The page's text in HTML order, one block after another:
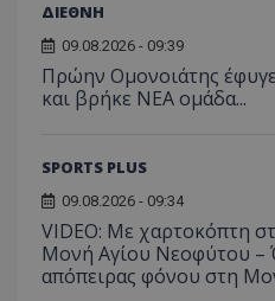
ΔΙΕΘΝΗ
09.08.2026 - 09:39
Πρώην Ομονοιάτης
και βρήκε ΝΕΑ ομάδα...
SPORTS PLUS
09.08.2026 - 09:34
VIDEO: Με χαρτοκόπτη
Μονή Αγίου Νεοφύτου –
απόπειρας φόνου στη